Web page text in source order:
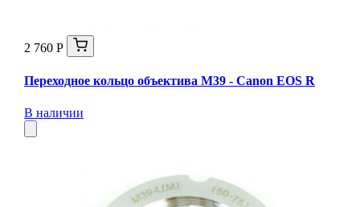
2 760 Р
Переходное кольцо объектива M39 - Canon EOS R
В наличии